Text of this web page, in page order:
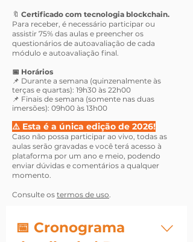
🔖 Certificado com tecnologia blockchain.
Para receber, é necessário participar ou
assistir 75% das aulas e preencher os
questionários de autoavaliação de cada
módulo e autoavaliação final.
📅 Horários
📌 Durante a semana (quinzenalmente às
terças e quartas): 19h30 às 22h00
📌 Finais de semana (somente nas duas
imersões): 09h00 às 13h00
⚠️ Esta é a única edição de 2026!
Caso não possa participar ao vivo, todas as
aulas serão gravadas e você terá acesso à
plataforma por um ano e meio, podendo
enviar dúvidas e comentários a qualquer
momento.
Consulte os termos de uso.
📅 Cronograma